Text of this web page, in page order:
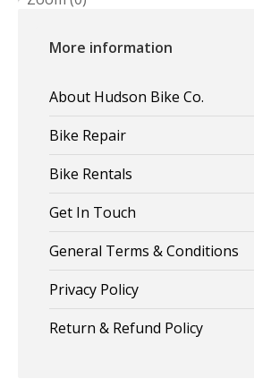
More information
About Hudson Bike Co.
Bike Repair
Bike Rentals
Get In Touch
General Terms & Conditions
Privacy Policy
Return & Refund Policy